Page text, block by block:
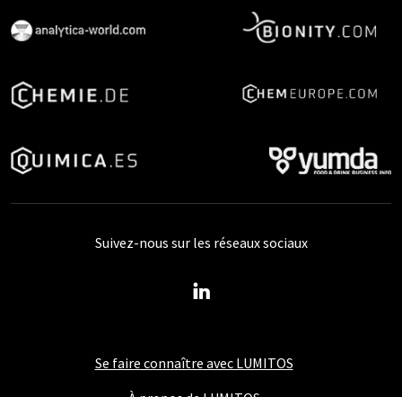
Se faire connaître avec LUMITOS
Suivez-nous sur les réseaux sociaux